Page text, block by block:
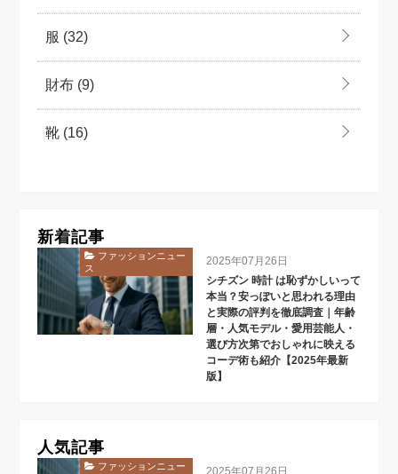
服 (32)
財布 (9)
靴 (16)
新着記事
ファッションニュー
ス
2025年07月26日
シチズン 時計 は恥ずかしいって
本当？安っぽいと思われる理由
と実際の評判を徹底調査｜年齢
層・人気モデル・愛用芸能人・
選び方次第でおしゃれに映える
コーデ術も紹介【2025年最新
版】
人気記事
ファッションニュー
2025年07月26日